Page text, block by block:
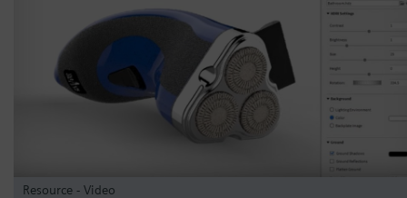
Resource - Video